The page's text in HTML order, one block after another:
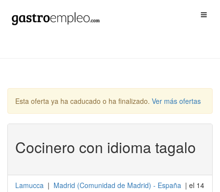
Esta oferta ya ha caducado o ha finalizado. Ver más ofertas
Cocinero con idioma tagalo
Lamucca | Madrid (Comunidad de Madrid) - España | el 14